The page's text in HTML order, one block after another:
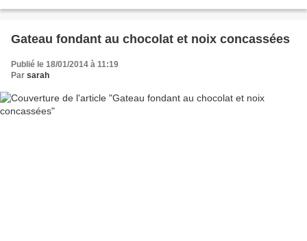
Gateau fondant au chocolat et noix concassées
Publié le 18/01/2014 à 11:19
Par sarah